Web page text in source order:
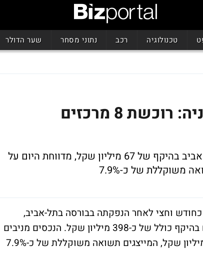
טכנולוגיה רכב נתוני מסחר שער הדולר
בראק קפיטל כובשת את גרמניה: רוכשת 8 מרכזים
חברת הנדל"ן, אשר הונפקה לפני חודש וחצי בתל אביב בהיקף של 67 מיליון שקל, מדווחת היום על
משוקללת של כ-7.9%
וחצי לאחר הנפקתה בבורסה בתל-אביב,
מדווחת כי חתמה על שתי עיסקאות לרכישת נכסים בהיקף כולל של כ-398 מיליון שקל. הנכסים מניבים
כיום דמי שכירות שנתיים בהיקף כולל של כ-31.6 מיליון שקל, המייצגים תשואה משוקללת של כ-7.9%